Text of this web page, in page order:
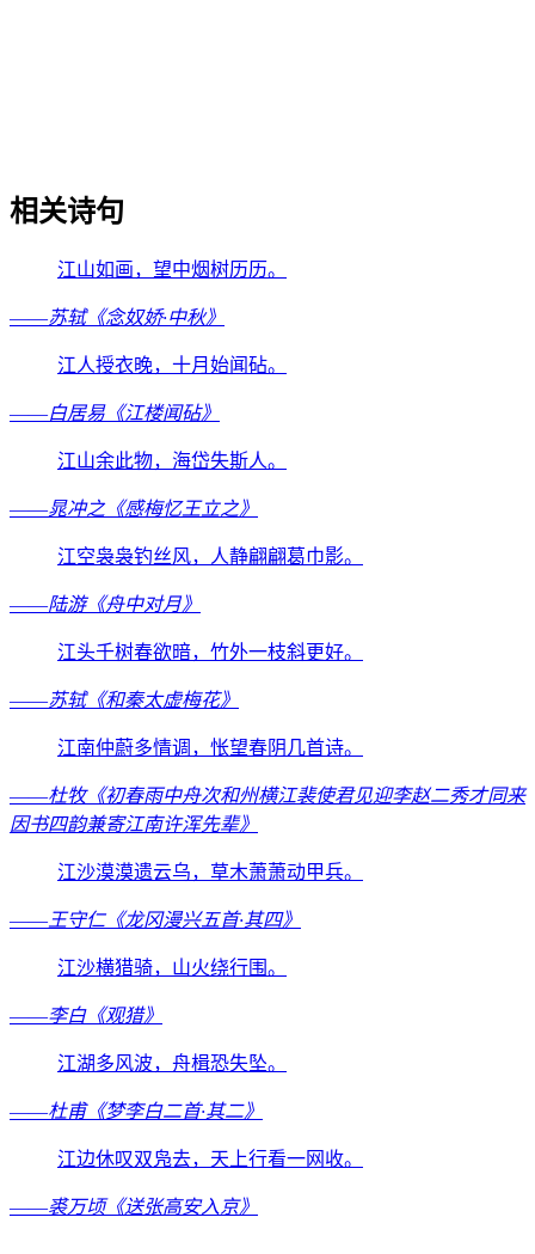
相关诗句
江山如画，望中烟树历历。
——苏轼《念奴娇·中秋》
江人授衣晚，十月始闻砧。
——白居易《江楼闻砧》
江山余此物，海岱失斯人。
——晁冲之《感梅忆王立之》
江空袅袅钓丝风，人静翩翩葛巾影。
——陆游《舟中对月》
江头千树春欲暗，竹外一枝斜更好。
——苏轼《和秦太虚梅花》
江南仲蔚多情调，怅望春阴几首诗。
——杜牧《初春雨中舟次和州横江裴使君见迎李赵二秀才同来
因书四韵兼寄江南许浑先辈》
江沙漠漠遗云乌，草木萧萧动甲兵。
—— 王守仁《龙冈漫兴五首·其四》
江沙横猎骑，山火绕行围。
——李白《观猎》
江湖多风波，舟楫恐失坠。
——杜甫《梦李白二首·其二》
江边休叹双凫去，天上行看一网收。
——裘万顷《送张高安入京》